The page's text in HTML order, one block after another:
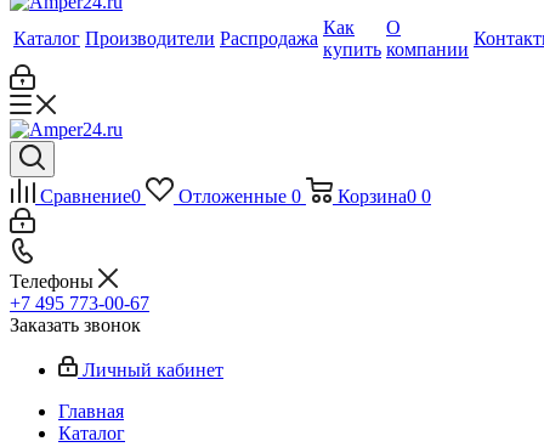
Каталог Производители Распродажа
Как
купить
О
компании
Сравнение0 Отложенные 0 Корзина0 0
Телефоны
+7 495 773-00-67
Заказать звонок
Личный кабинет
Главная
Каталог